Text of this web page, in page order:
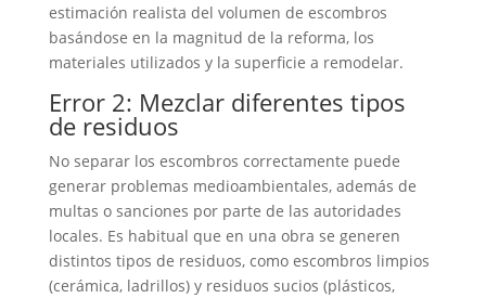
estimación realista del volumen de escombros
basándose en la magnitud de la reforma, los
materiales utilizados y la superficie a remodelar.
Error 2: Mezclar diferentes tipos
de residuos
No separar los escombros correctamente puede
generar problemas medioambientales, además de
multas o sanciones por parte de las autoridades
locales. Es habitual que en una obra se generen
distintos tipos de residuos, como escombros limpios
(cerámica, ladrillos) y residuos sucios (plásticos,